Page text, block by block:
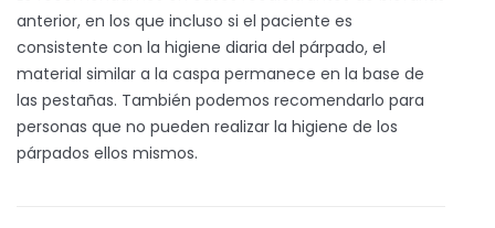
anterior, en los que incluso si el paciente es
consistente con la higiene diaria del párpado, el
material similar a la caspa permanece en la base de
las pestañas. También podemos recomendarlo para
personas que no pueden realizar la higiene de los
párpados ellos mismos.